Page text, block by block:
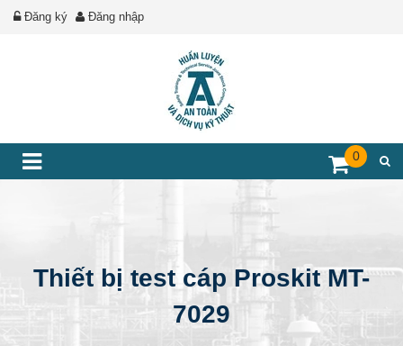
Đăng ký Đăng nhập
0
Thiết bị test cáp Proskit MT-
7029